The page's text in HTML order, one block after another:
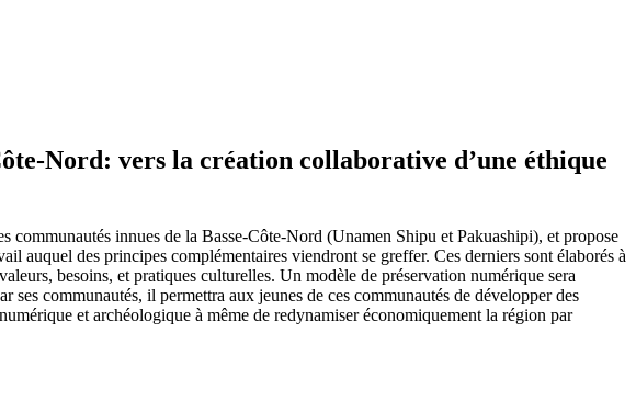
Nord: vers la création collaborative d’une éthique
communautés innues de la Basse-Côte-Nord (Unamen Shipu et Pakuashipi), et propose
auquel des principes complémentaires viendront se greffer. Ces derniers sont élaborés à
besoins, et pratiques culturelles. Un modèle de préservation numérique sera
communautés, il permettra aux jeunes de ces communautés de développer des
et archéologique à même de redynamiser économiquement la région par